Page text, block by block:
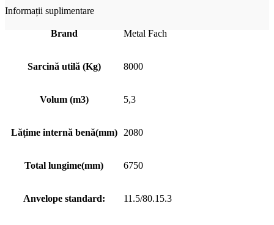
Informații suplimentare
Brand Metal Fach
Sarcină utilă (Kg) 8000
Volum (m3) 5,3
Lățime internă benă(mm) 2080
Total lungime(mm) 6750
Anvelope standard: 11.5/80.15.3